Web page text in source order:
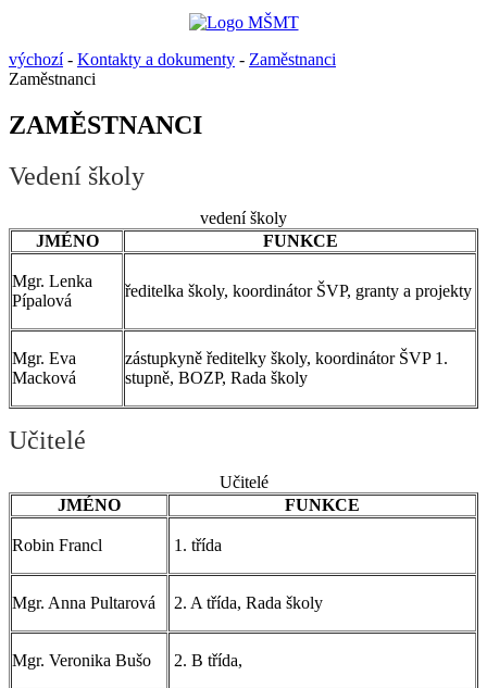
výchozí- Kontakty a dokumenty - Zaměstnanci
Zaměstnanci
ZAMĚSTNANCI
Vedení školy
vedení školy
JMÉNO
FUNKCE
Mgr. Lenka
Pípalová
ředitelka školy, koordinátor ŠVP, granty a projekty
Mgr. Eva
Macková
zástupkyně ředitelky školy, koordinátor ŠVP 1.
stupně, BOZP, Rada školy
Učitelé
Učitelé
JMÉNO
FUNKCE
Robin Francl 1. třída
Mgr. Anna Pultarová 2. A třída, Rada školy
Mgr. Veronika Bušo 2. B třída,